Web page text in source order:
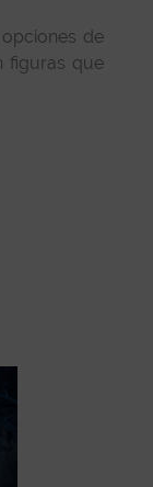
de
figuras que